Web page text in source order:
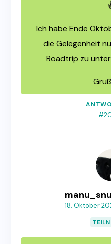
Ich habe Ende
die Gelegenheit
Roadtrip zu
18. Oktober